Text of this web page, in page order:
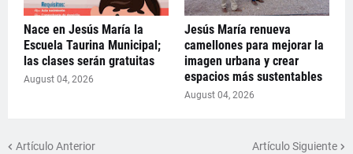
Nace en Jesús María la
Escuela Taurina Municipal;
las clases serán gratuitas
August 04, 2026
Jesús María renueva
camellones para mejorar la
imagen urbana y crear
espacios más sustentables
August 04, 2026
Artículo Anterior Artículo Siguiente